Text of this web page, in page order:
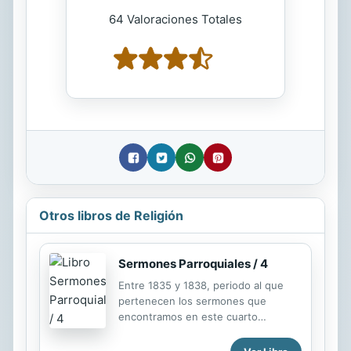
64 Valoraciones Totales
Otros libros de Religión
Sermones Parroquiales / 4
Entre 1835 y 1838, periodo al que
pertenecen los sermones que
encontramos en este cuarto
Parroquiales, Newman se halla en